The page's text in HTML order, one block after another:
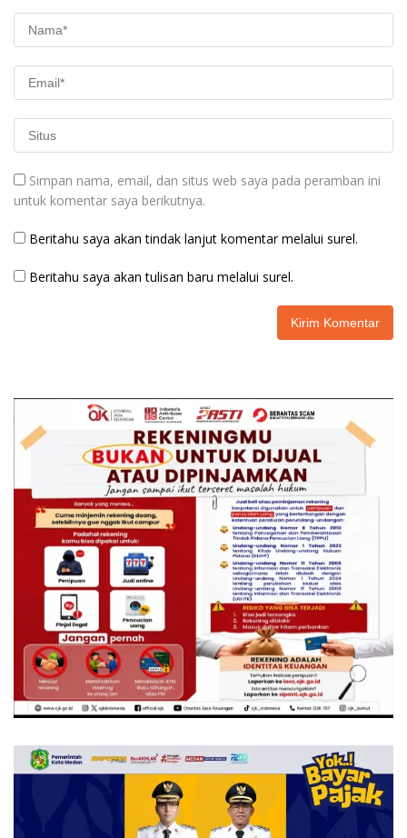
Simpan nama, email, dan situs web saya pada peramban ini
untuk komentar saya berikutnya.
Beritahu saya akan tindak lanjut komentar melalui surel.
Beritahu saya akan tulisan baru melalui surel.